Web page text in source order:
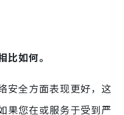
比如何。
安全方面表现更好，这
果您在或服务于受到严